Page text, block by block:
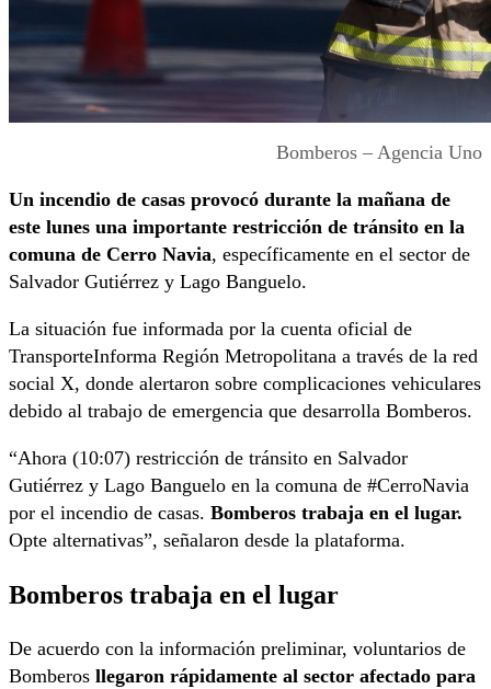
Bomberos – Agencia Uno
Un incendio de casas provocó durante la mañana de
este lunes una importante restricción de tránsito en la
comuna de Cerro Navia, específicamente en el sector de
Salvador Gutiérrez y Lago Banguelo.
La situación fue informada por la cuenta oficial de
TransporteInforma Región Metropolitana a través de la red
social X, donde alertaron sobre complicaciones vehiculares
debido al trabajo de emergencia que desarrolla Bomberos.
“Ahora (10:07) restricción de tránsito en Salvador
Gutiérrez y Lago Banguelo en la comuna de #CerroNavia
por el incendio de casas. Bomberos trabaja en el lugar.
Opte alternativas”, señalaron desde la plataforma.
Bomberos trabaja en el lugar
De acuerdo con la información preliminar, voluntarios de
Bomberos llegaron rápidamente al sector afectado para